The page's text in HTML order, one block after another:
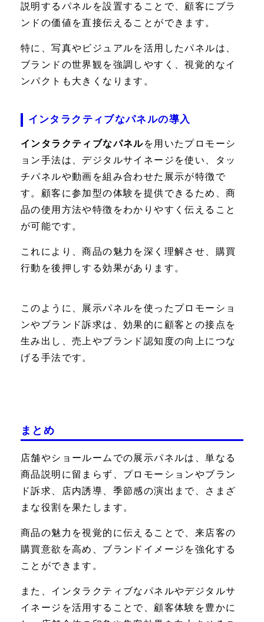
説明するパネルを設置することで、顧客にブラ
ンドの価値を直接伝えることができます。
特に、写真やビジュアルを活用したパネルは、
ブランドの世界観を強調しやすく、視覚的なイ
ンパクトも大きくなります。
インタラクティブなパネルの導入
インタラクティブなパネルを用いたプロモーシ
ョン手法は、デジタルサイネージを使い、タッ
チパネルや動画を組み合わせた展示が特徴で
す。顧客に参加型の体験を提供できるため、商
品の使用方法や特徴をわかりやすく伝えること
が可能です。
これにより、商品の魅力を深く理解させ、購買
行動を後押しする効果があります。
このように、展示パネルを使ったプロモーショ
ンやブランド訴求は、効果的に顧客との接点を
生み出し、売上やブランド認知度の向上につな
げる手法です。
まとめ
店舗やショールームでの展示パネルは、単なる
商品説明に留まらず、プロモーションやブラン
ド訴求、店内誘導、季節感の演出まで、さまざ
まな役割を果たします。
商品の魅力を視覚的に伝えることで、来店客の
購買意欲を高め、ブランドイメージを強化する
ことができます。
また、インタラクティブなパネルやデジタルサ
イネージを活用することで、顧客体験を豊かに